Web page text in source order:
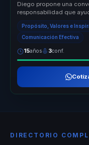
Diego propone una
responsabilidad que
personales y ab...
Propósito, Valores e
Comunicación Efectiva
15años 3conf.
DIRECTORIO